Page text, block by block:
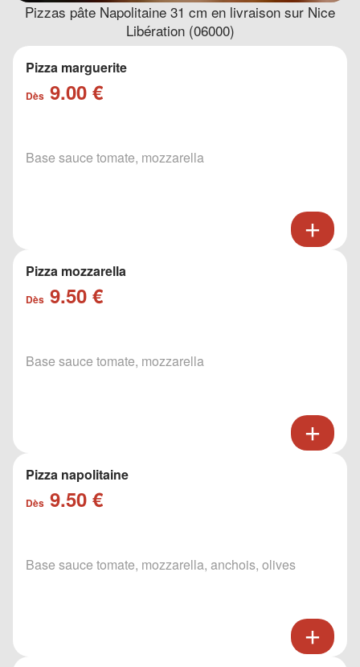
Pizzas pâte Napolitaine 31 cm en livraison sur Nice
Libération (06000)
Pizza marguerite
Dès 9.00 €
Base sauce tomate, mozzarella
Pizza mozzarella
Dès 9.50 €
Base sauce tomate, mozzarella
Pizza napolitaine
Dès 9.50 €
Base sauce tomate, mozzarella, anchois, olives